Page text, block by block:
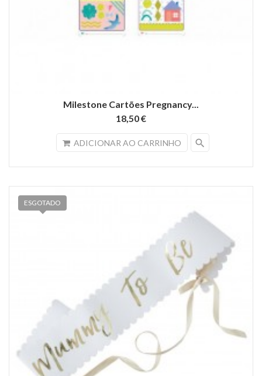
Milestone Cartões Pregnancy...
18,50 €
ADICIONAR AO CARRINHO search
ESGOTADO